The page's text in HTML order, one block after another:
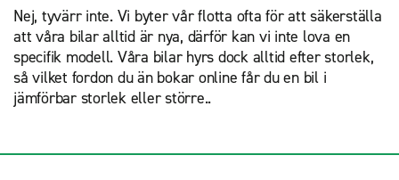
Nej, tyvärr inte. Vi byter vår flotta ofta för att säkerställa
att våra bilar alltid är nya, därför kan vi inte lova en
specifik modell. Våra bilar hyrs dock alltid efter storlek,
så vilket fordon du än bokar online får du en bil i
jämförbar storlek eller större..